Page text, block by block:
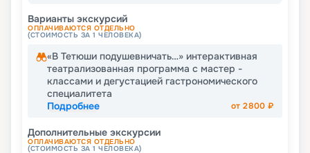
Варианты экскурсий
ОПЛАЧИВАЮТСЯ ОТДЕЛЬНО
(СТОИМОСТЬ ЗА 1 ЧЕЛОВЕКА)
«В Тетюши подушевничать…» интерактивная
театрализованная программа с мастер -
классами и дегустацией гастрономического
специалитета
Подробнее
от2800 ₽
Дополнительные экскурсии
ОПЛАЧИВАЮТСЯ ОТДЕЛЬНО
(СТОИМОСТЬ ЗА 1 ЧЕЛОВЕКА)